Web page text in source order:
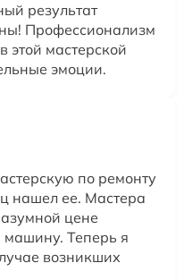
результат
Профессионализм
этой мастерской
эмоции.
по ремонту
нашел ее. Мастера
цене
Теперь я
возникших